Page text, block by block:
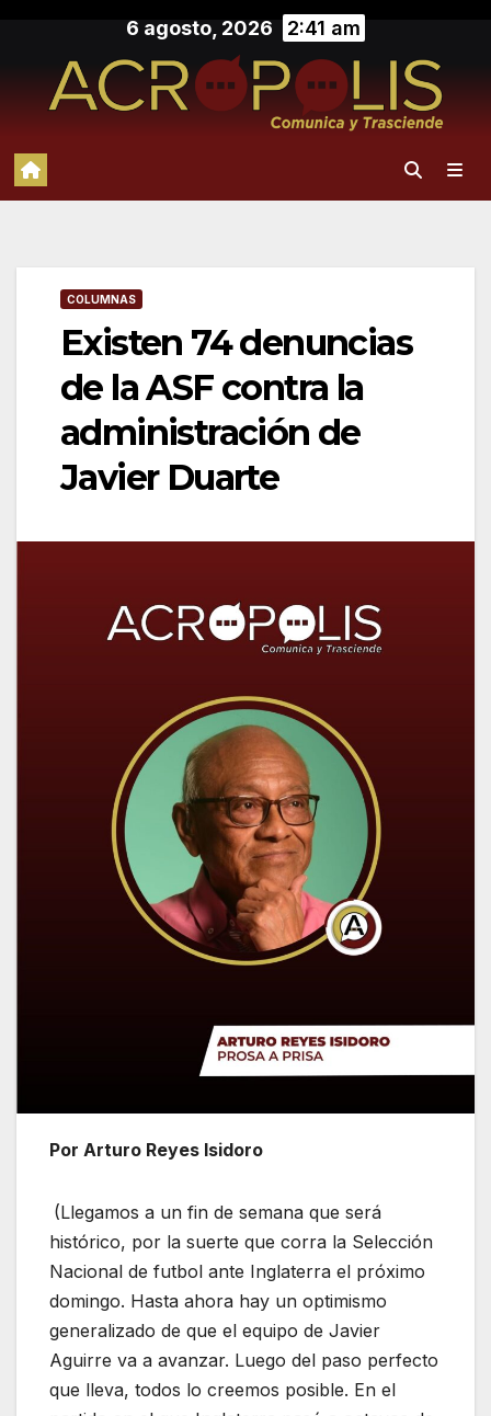
contenido
6 agosto, 2026 2:41 am
COLUMNAS
Existen 74 denuncias
de la ASF contra la
administración de
Javier Duarte
Por Arturo Reyes Isidoro
(Llegamos a un fin de semana que será
histórico, por la suerte que corra la Selección
Nacional de futbol ante Inglaterra el próximo
domingo. Hasta ahora hay un optimismo
generalizado de que el equipo de Javier
Aguirre va a avanzar. Luego del paso perfecto
que lleva, todos lo creemos posible. En el